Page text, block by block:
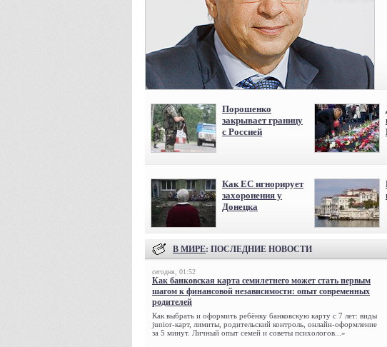
Порошенко
закрывает границу
с Россией
Как ЕС игнорирует
захоронения у
Донецка
В МИРЕ: ПОСЛЕДНИЕ НОВОСТИ
сегодня, 01:52
Как банковская карта семилетнего может стать первым
шагом к финансовой независимости: опыт современных
родителей
Как выбрать и оформить ребёнку банковскую карту с 7 лет: виды
junior-карт, лимиты, родительский контроль, онлайн-оформление
за 5 минут. Личный опыт семей и советы психологов...»